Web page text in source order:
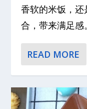
香软的米饭，
合，带来满足感
READ MORE